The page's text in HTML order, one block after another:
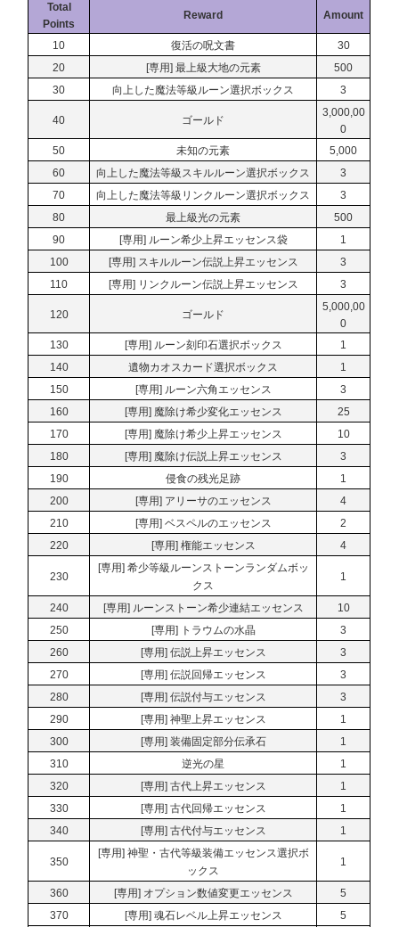
Total
Points
Reward Amount
10 復活の呪文書
30
20
[専用] 最上級大地の元素
500
30
向上した魔法等級ルーン選択ボックス 3
40 ゴールド
3,000,00
0
50
未知の元素
5,000
60
向上した魔法等級スキルルーン選択ボックス
3
70
向上した魔法等級リンクルーン選択ボックス
3
80
最上級光の元素
500
90
[専用] ルーン希少上昇エッセンス袋
1
100
[専用] スキルルーン伝説上昇エッセンス
3
110
[専用] リンクルーン伝説上昇エッセンス 3
120 ゴールド
5,000,00
0
130
[専用] ルーン刻印石選択ボックス
1
140
遺物カオスカード選択ボックス
1
150
[専用] ルーン六角エッセンス
3
160
[専用] 魔除け希少変化エッセンス
25
170
[専用] 魔除け希少上昇エッセンス
10
180
[専用] 魔除け伝説上昇エッセンス
3
190
侵食の残光足跡
1
200
[専用] アリーサのエッセンス
4
210
[専用] ベスペルのエッセンス
2
220
[専用] 権能エッセンス 4
230
[専用] 希少等級ルーンストーンランダムボッ
クス
1
240 [専用] ルーンストーン希少連結エッセンス
10
250
[専用] トラウムの水晶
3
260
[専用] 伝説上昇エッセンス
3
270
[専用] 伝説回帰エッセンス
3
280
[専用] 伝説付与エッセンス
3
290
[専用] 神聖上昇エッセンス
1
300
[専用] 装備固定部分伝承石
1
310
逆光の星
1
320
[専用] 古代上昇エッセンス
1
330
[専用] 古代回帰エッセンス
1
340
[専用] 古代付与エッセンス 1
350
[専用] 神聖・古代等級装備エッセンス選択ボ
ックス
1
360 [専用] オプション数値変更エッセンス
5
370
[専用] 魂石レベル上昇エッセンス
5